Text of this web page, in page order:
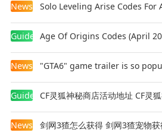
News Solo Leveling Arise Codes For
Guides Age Of Origins Codes (April
News
Guides
News 剑网3猹怎么获得 剑网3猹宠物